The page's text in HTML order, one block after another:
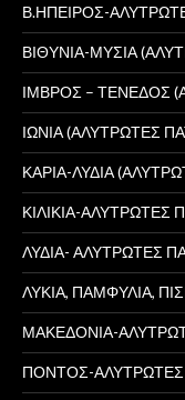
Β.ΗΠΕΙΡΟΣ-
ΒΙΘΥΝΙΑ-ΜΥΣΙΑ
ΙΜΒΡΟΣ – ΤΕΝΕΔΟΣ
ΙΩΝΙΑ (ΑΛΥΤΡΩΤΕΣ
ΚΑΡΙΑ-ΛΥΔΙΑ
ΚΙΛΙΚΙΑ-ΑΛΥΤΡΩΤΕΣ
ΛΥΔΙΑ- ΑΛΥΤΡΩΤΕΣ
ΛΥΚΙΑ, ΠΑΜΦΥΛΙΑ,
ΜΑΚΕΔΟΝΙΑ-
ΠΟΝΤΟΣ-ΑΛΥΤΡΩΤΕΣ